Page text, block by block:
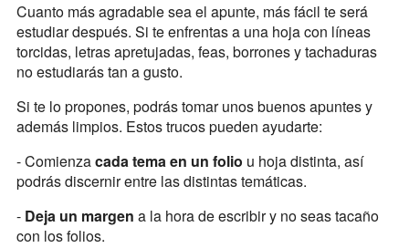
Cuanto más agradable sea el apunte, más fácil te será
estudiar después. Si te enfrentas a una hoja con líneas
torcidas, letras apretujadas, feas, borrones y tachaduras
no estudiarás tan a gusto.
Si te lo propones, podrás tomar unos buenos apuntes y
además limpios. Estos trucos pueden ayudarte:
- Comienzacada tema en un folio u hoja distinta, así
podrás discernir entre las distintas temáticas.
- Deja un margen a la hora de escribir y no seas tacaño
con los folios.